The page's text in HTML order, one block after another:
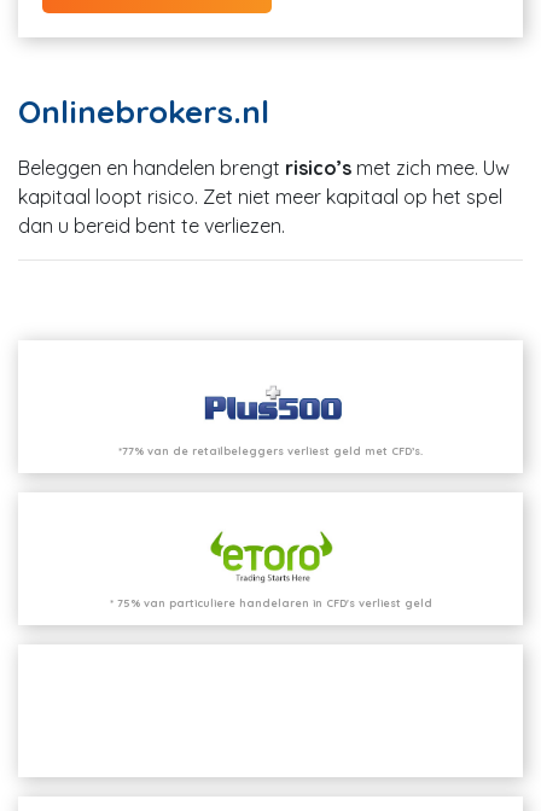
Onlinebrokers.nl
Beleggen en handelen brengt risico’s met zich mee. Uw
kapitaal loopt risico. Zet niet meer kapitaal op het spel
dan u bereid bent te verliezen.
*77% van de retailbeleggers verliest geld met CFD’s.
* 75% van particuliere handelaren in CFD's verliest geld